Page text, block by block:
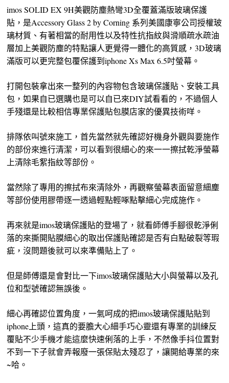
imos SOLID EX 9H美觀防塵熱彎3D全覆蓋滿版玻璃保護
貼，是Accessory Glass 2 by Corning 系列美國康寧公司授權玻
璃材質、有著相當的耐用性以及特性抗指紋與滑順疏水疏油
層加上美觀防塵的特點讓人更覺得一體化的高質感，3D玻璃
滿版可以更完整包覆保護到iphone Xs Max 6.5吋螢幕。
打開包裝拿出來一整列的內容物包含玻璃保護貼、安裝工具
包，如果自已選購也是可以自已來DIY試看看的，不過個人
手殘還是比較相信專業保護貼包膜店家的優異技術咩。
排隊依叫號來施工，首先當然就先確認好機身外觀與要施作
的部份來進行清潔，可以看到很細心的來一一擦拭乾淨螢幕
上清除毛絮指紋等部份。
當然除了專用的擦拭布來清除外，再觀察螢幕表面留意細塵
等部份使用膠帶逐一透過輕點輕啄點擊細心完成施作。
再來就是imos玻璃保護貼的登場了，就看師傅手腳很乾淨俐
落的來撕開貼膜細心的取出保護貼確認是否有白點破裂等瑕
疵，沒問題後就可以來準備貼上了。
但是師傅還是會對比一下imos玻璃保護貼大小與螢幕以及孔
位和型號確認無誤後。
細心再確認位置角度，一氣呵成的把imos玻璃保護貼貼到
iphone上頭，這真的要膽大心細手巧心靈還有專業的訓練反
覆貼不少手機才能這麼快速俐落的上手，不然像手抖位置對
不到一下子就會弄報廢一張保貼太殘忍了，讓開給專業的來
~哈。